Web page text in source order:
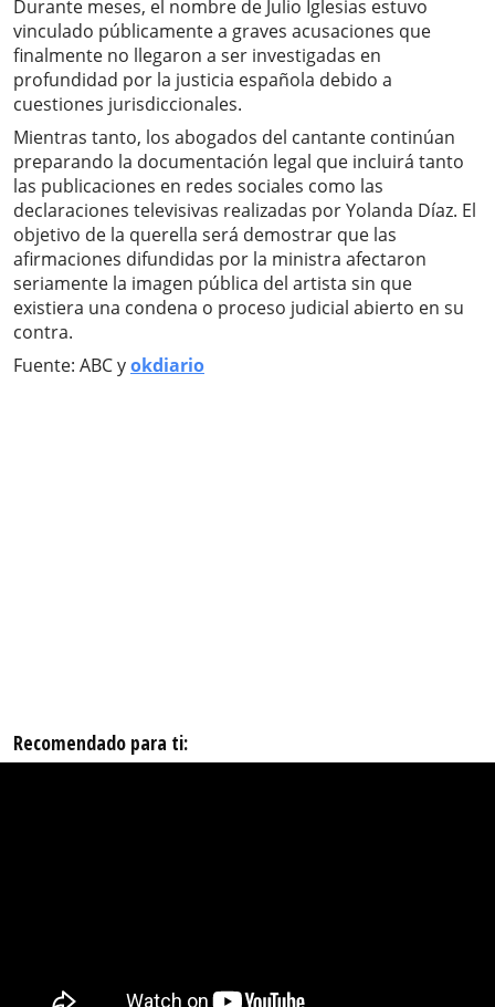
Durante meses, el nombre de Julio Iglesias estuvo
vinculado públicamente a graves acusaciones que
finalmente no llegaron a ser investigadas en
profundidad por la justicia española debido a
cuestiones jurisdiccionales.
Mientras tanto, los abogados del cantante continúan
preparando la documentación legal que incluirá tanto
las publicaciones en redes sociales como las
declaraciones televisivas realizadas por Yolanda Díaz. El
objetivo de la querella será demostrar que las
afirmaciones difundidas por la ministra afectaron
seriamente la imagen pública del artista sin que
existiera una condena o proceso judicial abierto en su
contra.
Fuente: ABC yokdiario
Recomendado para ti: